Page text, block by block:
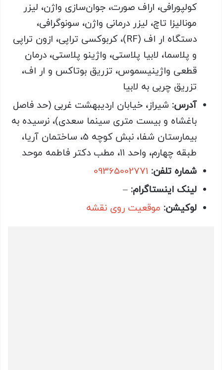
کولپورافی، اراف صورت، جوان‌سازی واژن، لیزر
مونالیزا تاچ، لیزر درمانی واژن، سونوگرافی،
دستگاه ار اف (RF)، کربوکسی تراپی، ازون تراپی
و پلاسما، لابیا پلاستی، واژینو پلاستی، درمان
قطعی واژینیسموس، تزریق بوتاکس و ار اف،
تزریق چربی به لابیا
آدرس: شیراز، خیابان اردیبهشت غربی (حد فاصل
باغشاه و بیست متری سینما سعدی)، نرسیده به
بیمارستان شفا، نبش کوچه 5، ساختمان آریا،
طبقه چهارم، واحد ۱۱، مطب دکتر فاطمه موحد
شماره تلفن: 09365002771
لینک اینستاگرام: –
لوکیشن: موقعیت روی نقشه